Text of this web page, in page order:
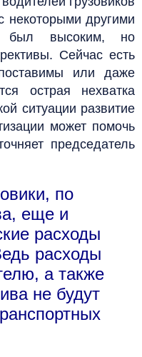
другими
был высоким, но
Сейчас есть
или даже
острая нехватка
ситуации развитие
может помочь
председатель
по
еще и
расходы
расходы
а также
не будут